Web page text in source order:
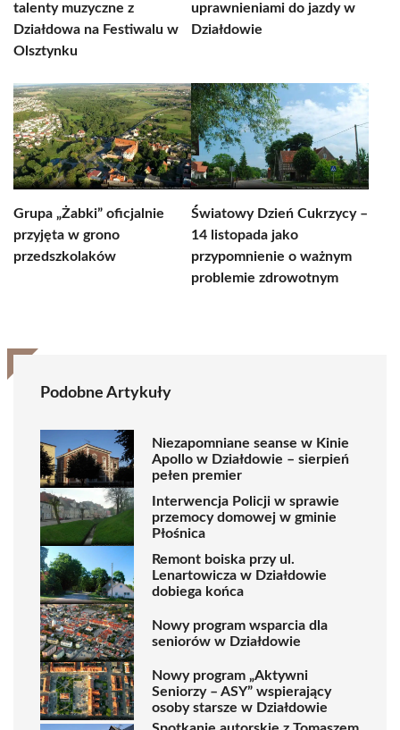
talenty muzyczne z
Działdowa na Festiwalu w
Olsztynku
uprawnieniami do jazdy w
Działdowie
Grupa „Żabki” oficjalnie
przyjęta w grono
przedszkolaków
Światowy Dzień Cukrzycy –
14 listopada jako
przypomnienie o ważnym
problemie zdrowotnym
Podobne Artykuły
Niezapomniane seanse w Kinie
Apollo w Działdowie – sierpień
pełen premier
Interwencja Policji w sprawie
przemocy domowej w gminie
Płośnica
Remont boiska przy ul.
Lenartowicza w Działdowie
dobiega końca
Nowy program wsparcia dla
seniorów w Działdowie
Nowy program „Aktywni
Seniorzy – ASY” wspierający
osoby starsze w Działdowie